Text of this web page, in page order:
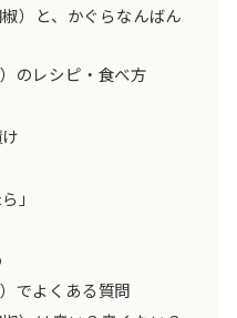
）と、かぐらなんばん
のレシピ・食べ方
」
でよくある質問